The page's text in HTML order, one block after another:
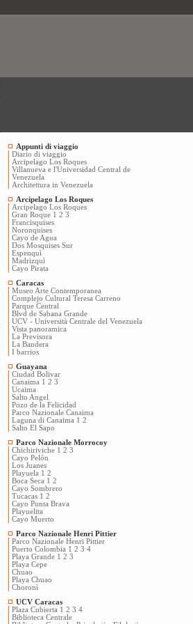
Appunti di viaggio
Diario di viaggio
Arcipelago Los Roques
Villanueva e l'Universidad Central de
Venezuela
Architettura in Venezuela
Arcipelago Los Roques
Arcipelago Los Roques
Gran Roque 1 2 3
Francisquises
Noronquises
Cayo de Agua
Dos Mosquises Sur
Espenquì
Madrizquì
Cayo Pirata
Caracas
Museo Arte Contemporanea
Complejo Cultural Teresa Carreno
Parque Central
Blvd de Sabana Grande
UCV - Università Centrale del Venezuela
Vista panoramica
La Previsora
La Bandera
I barrios
Guayana
Ciudad Bolivar
Canaima 1 2 3
Ucaima
Salto Angel
Pozo de la Felicidad
Parco Nazionale Canaima
Laguna di Canaima 1 2
Salto El Sapo
Parco Nazionale Morrocoy
Chichiriviche 1 2 3
Cayo Pelón
Los Juanes
Playuela 1 2
Boca Seca 1 2
Cayo Sombrero
Tucacas 1 2
Cayo Punta Brava
Playuelita
Cayo Muerto
Parco Nazionale Henri Pittier
Parco Nazionale Henri Pittier
Puerto Colombia 1 2 3 4
Playa Grande 1 2 3
Playa Cepe
Chuao
Playa Chuao
Choronì
UCV Caracas
Plaza Cubierta 1 2 3 4
Biblioteca Centrale